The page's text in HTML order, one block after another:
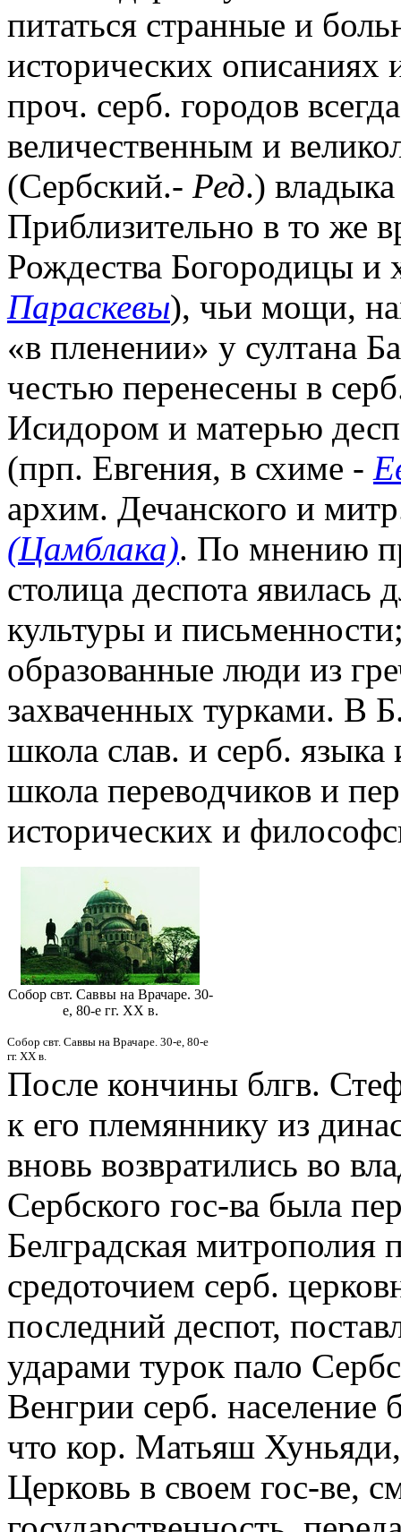
питаться странные и
исторических описаниях
проч. серб. городов
величественным и
(Сербский.- Ред.)
Приблизительно в то же
Рождества Богородицы и
Параскевы), чьи мощи,
«в пленении» у султана
честью перенесены в
Исидором и матерью
(прп. Евгения, в схиме -
архим. Дечанского и
(Цамблака). По мнению
столица деспота явилась
культуры и
образованные люди из
захваченных турками. В
школа слав. и серб.
школа переводчиков и
исторических и
Собор свт. Саввы на Врачаре. 30-
е, 80-е гг. XX в.
Собор свт. Саввы на Врачаре. 30-е, 80-е
гг. XX в.
После кончины блгв.
к его племяннику из
вновь возвратились во
Сербского гос-ва была
Белградская митрополия
средоточием серб.
последний деспот,
ударами турок пало
Венгрии серб.
что кор. Матьяш
Церковь в своем гос-ве,